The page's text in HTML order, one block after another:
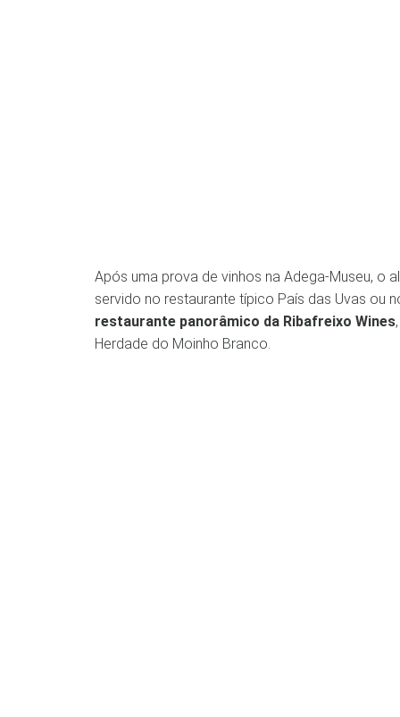
Após uma prova de vinhos na Adega-Museu, o
servido no restaurante típico País das Uvas ou
restaurante panorâmico da Ribafreixo Wines
Herdade do Moinho Branco.